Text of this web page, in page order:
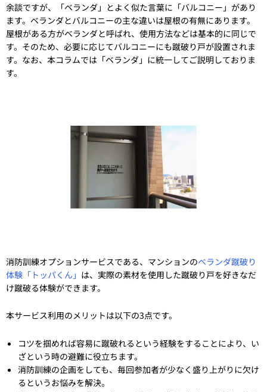
余談ですが、「ベランダ」とよく似た言葉に「バルコニー」があり
ます。ベランダとバルコニーの主な違いは屋根の有無にあります。
屋根がある方がベランダと呼ばれ、使用方法などは基本的に同じで
す。そのため、必要に応じてバルコニーにも蹴破り戸が設置されま
す。なお、本コラムでは「ベランダ」に統一してご説明しておりま
す。
消防訓練オプションサービスである、マンションのベランダ蹴破り
体験「トッパくん」 は、実際の素材を使用した蹴破り戸を好きなだ
け蹴破る体験ができます。
本サービス利用のメリットは以下の3点です。
コツを掴めれば容易に蹴破れるという経験をすることにより、い
ざという時の避難に役立ちます。
消防訓練の企画をしても、毎回参加者が少なく盛り上がりに欠け
るというお悩みを解決。